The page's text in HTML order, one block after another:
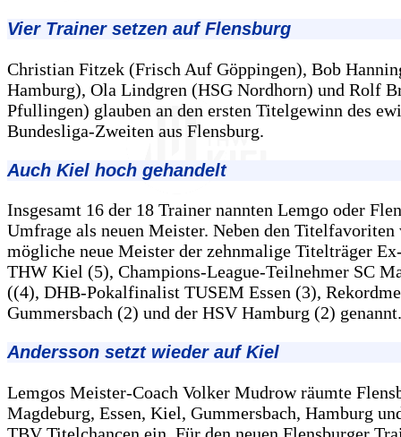
Vier Trainer setzen auf Flensburg
Christian Fitzek (Frisch Auf Göppingen), Bob
Hamburg), Ola Lindgren (HSG Nordhorn) und Rolf
Pfullingen) glauben an den ersten Titelgewinn des
Bundesliga-Zweiten aus Flensburg.
Auch Kiel hoch gehandelt
Insgesamt 16 der 18 Trainer nannten Lemgo oder
Umfrage als neuen Meister. Neben den Titelfavoriten
mögliche neue Meister der zehnmalige Titelträger
THW Kiel (5), Champions-League-Teilnehmer SC
((4), DHB-Pokalfinalist TUSEM Essen (3),
Gummersbach (2) und der HSV Hamburg (2) genannt.
Andersson setzt wieder auf Kiel
Lemgos Meister-Coach Volker Mudrow räumte
Magdeburg, Essen, Kiel, Gummersbach, Hamburg
TBV Titelchancen ein. Für den neuen Flensburger